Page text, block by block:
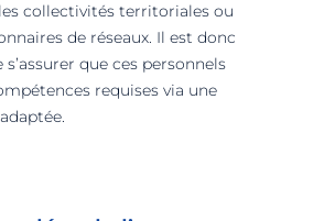
collectivités territoriales ou
de réseaux. Il est donc
que ces personnels
requises via une